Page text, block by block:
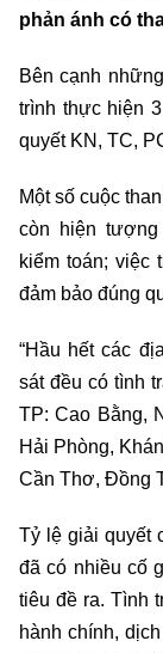
phản ánh có
Bên cạnh
trình thực hiện
quyết KN, TC,
Một số cuộc
còn hiện tượng
kiểm toán; việc
đảm bảo đúng
“Hầu hết các
sát đều có tình
TP: Cao Bằng,
Hải Phòng,
Cần Thơ, Đồng
Tỷ lệ giải quyết
đã có nhiều cố
tiêu đề ra. Tình
hành chính,